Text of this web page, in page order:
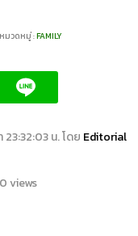
หมวดหมู่ :FAMILY
น. โดย Editorial
views